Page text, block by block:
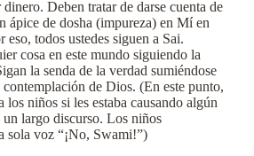
Deben tratar de darse cuenta de
ápice de dosha (impureza) en Mí en
todos ustedes siguen a Sai.
cosa en este mundo siguiendo la
la senda de la verdad sumiéndose
contemplación de Dios. (En este punto,
los niños si les estaba causando algún
largo discurso. Los niños
sola voz “¡No, Swami!”)